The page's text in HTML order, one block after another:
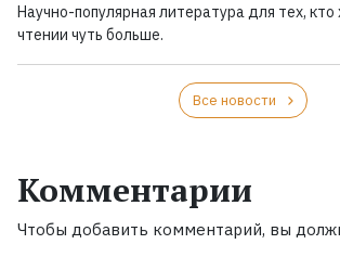
Научно-популярная литература для тех, кто
чтении чуть больше.
Все новости
Комментарии
Чтобы добавить комментарий, вы